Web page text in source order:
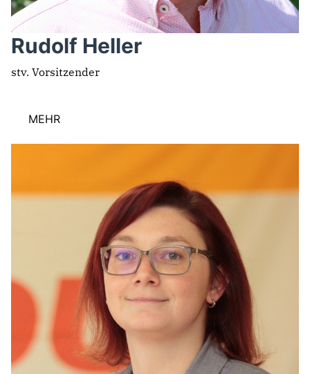
Rudolf Heller
stv. Vorsitzender
MEHR